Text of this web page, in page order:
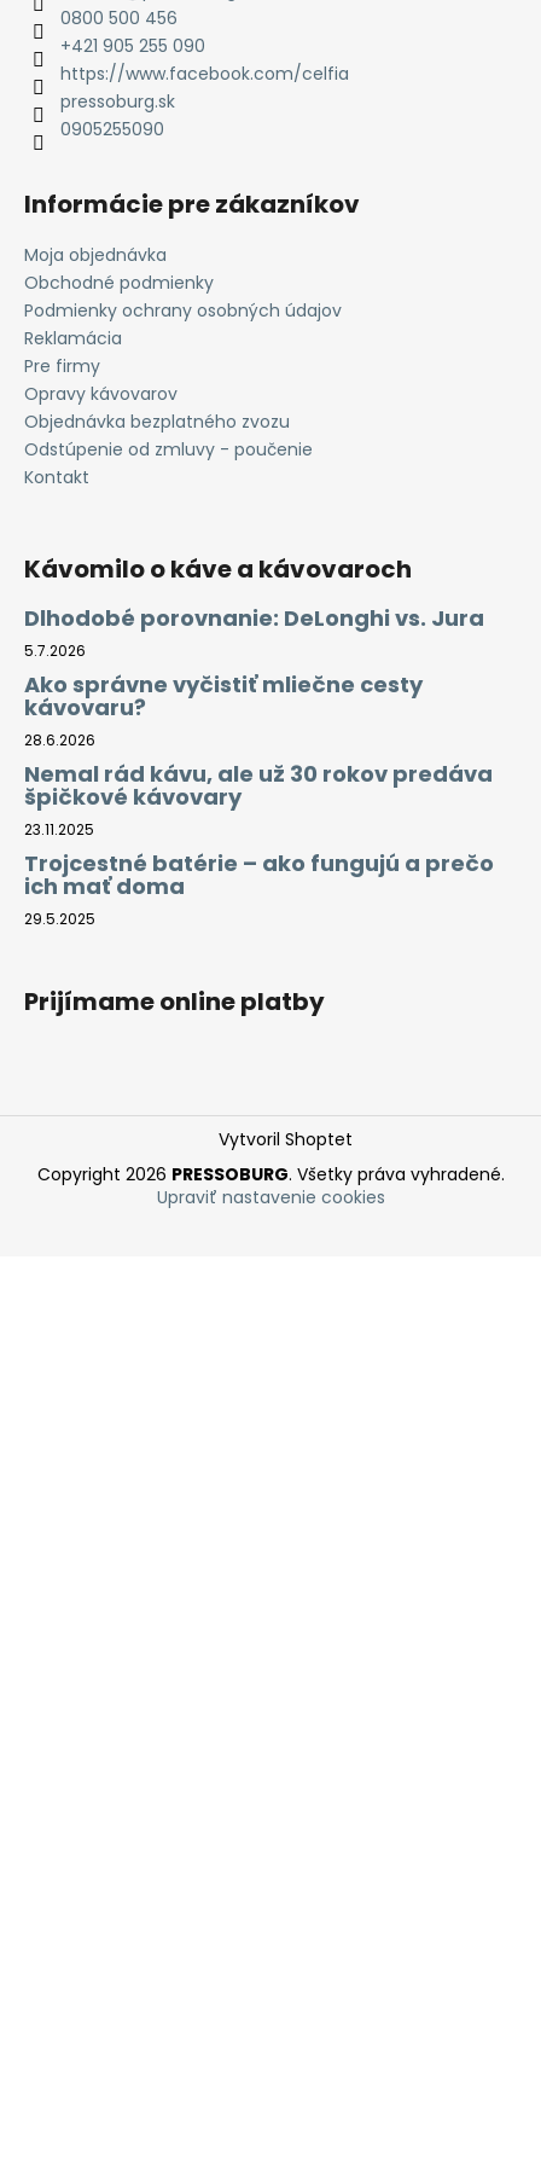
0800 500 456
+421 905 255 090
https://www.facebook.com/celfia
pressoburg.sk
0905255090
Informácie pre zákazníkov
Moja objednávka
Obchodné podmienky
Podmienky ochrany osobných údajov
Reklamácia
Pre firmy
Opravy kávovarov
Objednávka bezplatného zvozu
Odstúpenie od zmluvy - poučenie
Kontakt
Kávomilo o káve a kávovaroch
Dlhodobé porovnanie: DeLonghi vs. Jura
5.7.2026
Ako správne vyčistiť mliečne cesty
kávovaru?
28.6.2026
Nemal rád kávu, ale už 30 rokov predáva
špičkové kávovary
23.11.2025
Trojcestné batérie – ako fungujú a prečo
ich mať doma
29.5.2025
Prijímame online platby
Vytvoril Shoptet
Copyright 2026 PRESSOBURG. Všetky práva vyhradené.
Upraviť nastavenie cookies